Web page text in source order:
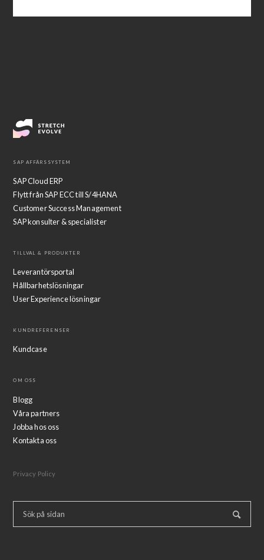
SAP AFFÄRSSYSTEM
SAP Cloud ERP
Flytt från SAP ECC till S/4HANA
Customer Success Management
SAP konsulter & specialister
TILLVAL & PRODUKTER
Leverantörsportal
Hållbarhetslösningar
User Experience lösningar
KUNDREFERENSER
Kundcase
OM OSS
Blogg
Våra partners
Jobba hos oss
Kontakta oss
Privacy Policy